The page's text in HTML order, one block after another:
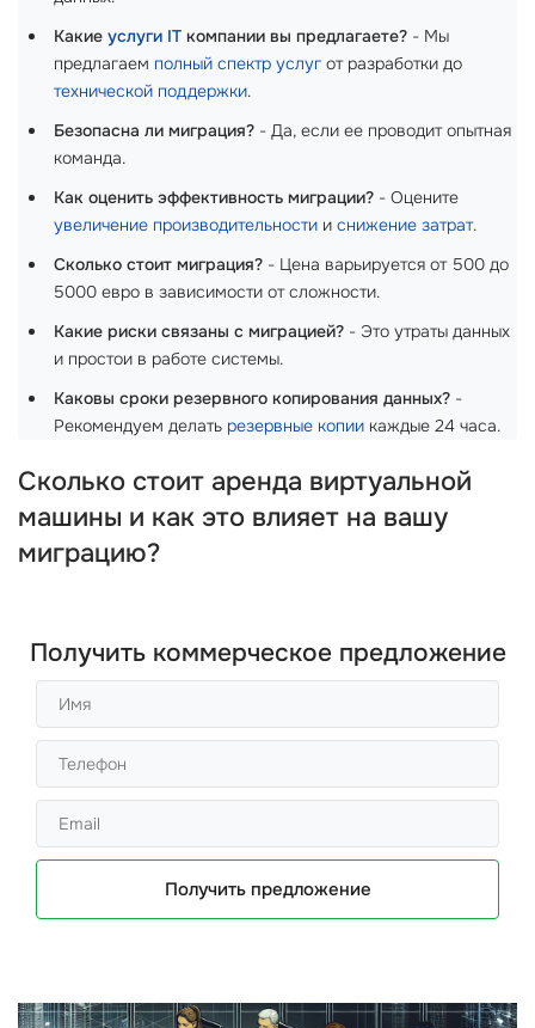
Какие услуги IT компании вы предлагаете? - Мы
предлагаем полный спектр услуг от разработки до
технической поддержки.
Безопасна ли миграция? - Да, если ее проводит опытная
команда.
Как оценить эффективность миграции? - Оцените
увеличение производительности и снижение затрат.
Сколько стоит миграция? - Цена варьируется от 500 до
5000 евро в зависимости от сложности.
Какие риски связаны с миграцией? - Это утраты данных
и простои в работе системы.
Каковы сроки резервного копирования данных? -
Рекомендуем делать резервные копии каждые 24 часа.
Сколько стоит аренда виртуальной
машины и как это влияет на вашу
миграцию?
Получить коммерческое предложение
Получить предложение